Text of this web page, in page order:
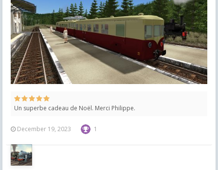
Un superbe cadeau de Noël. Merci Philippe.
December 19, 2023 1